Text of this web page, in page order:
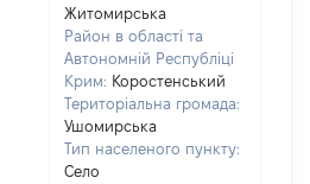
Житомирська
Район в області та
Автономній Республіці
Крим: Коростенський
Територіальна громада:
Ушомирська
Тип населеного пункту:
Село